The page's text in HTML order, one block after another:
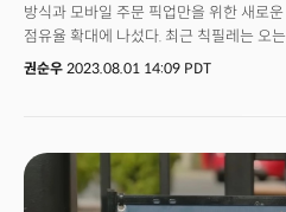
방식과 모바일 주문 픽업만을 위한 새로
점유율 확대에 나섰다. 최근 칙필레는 오는 2024년 본사가 있는 애틀랜타에
한 번에 최대 75대의 차량을 수용할 수 있
through)이 도입된 식당은 주방이 드라
아래를 지날 수 있도록 고안됐다. 주방에
멈춰섰다가 음식을 받아갈 수 있다. 이
권순우 2023.08.01 14:09 PDT